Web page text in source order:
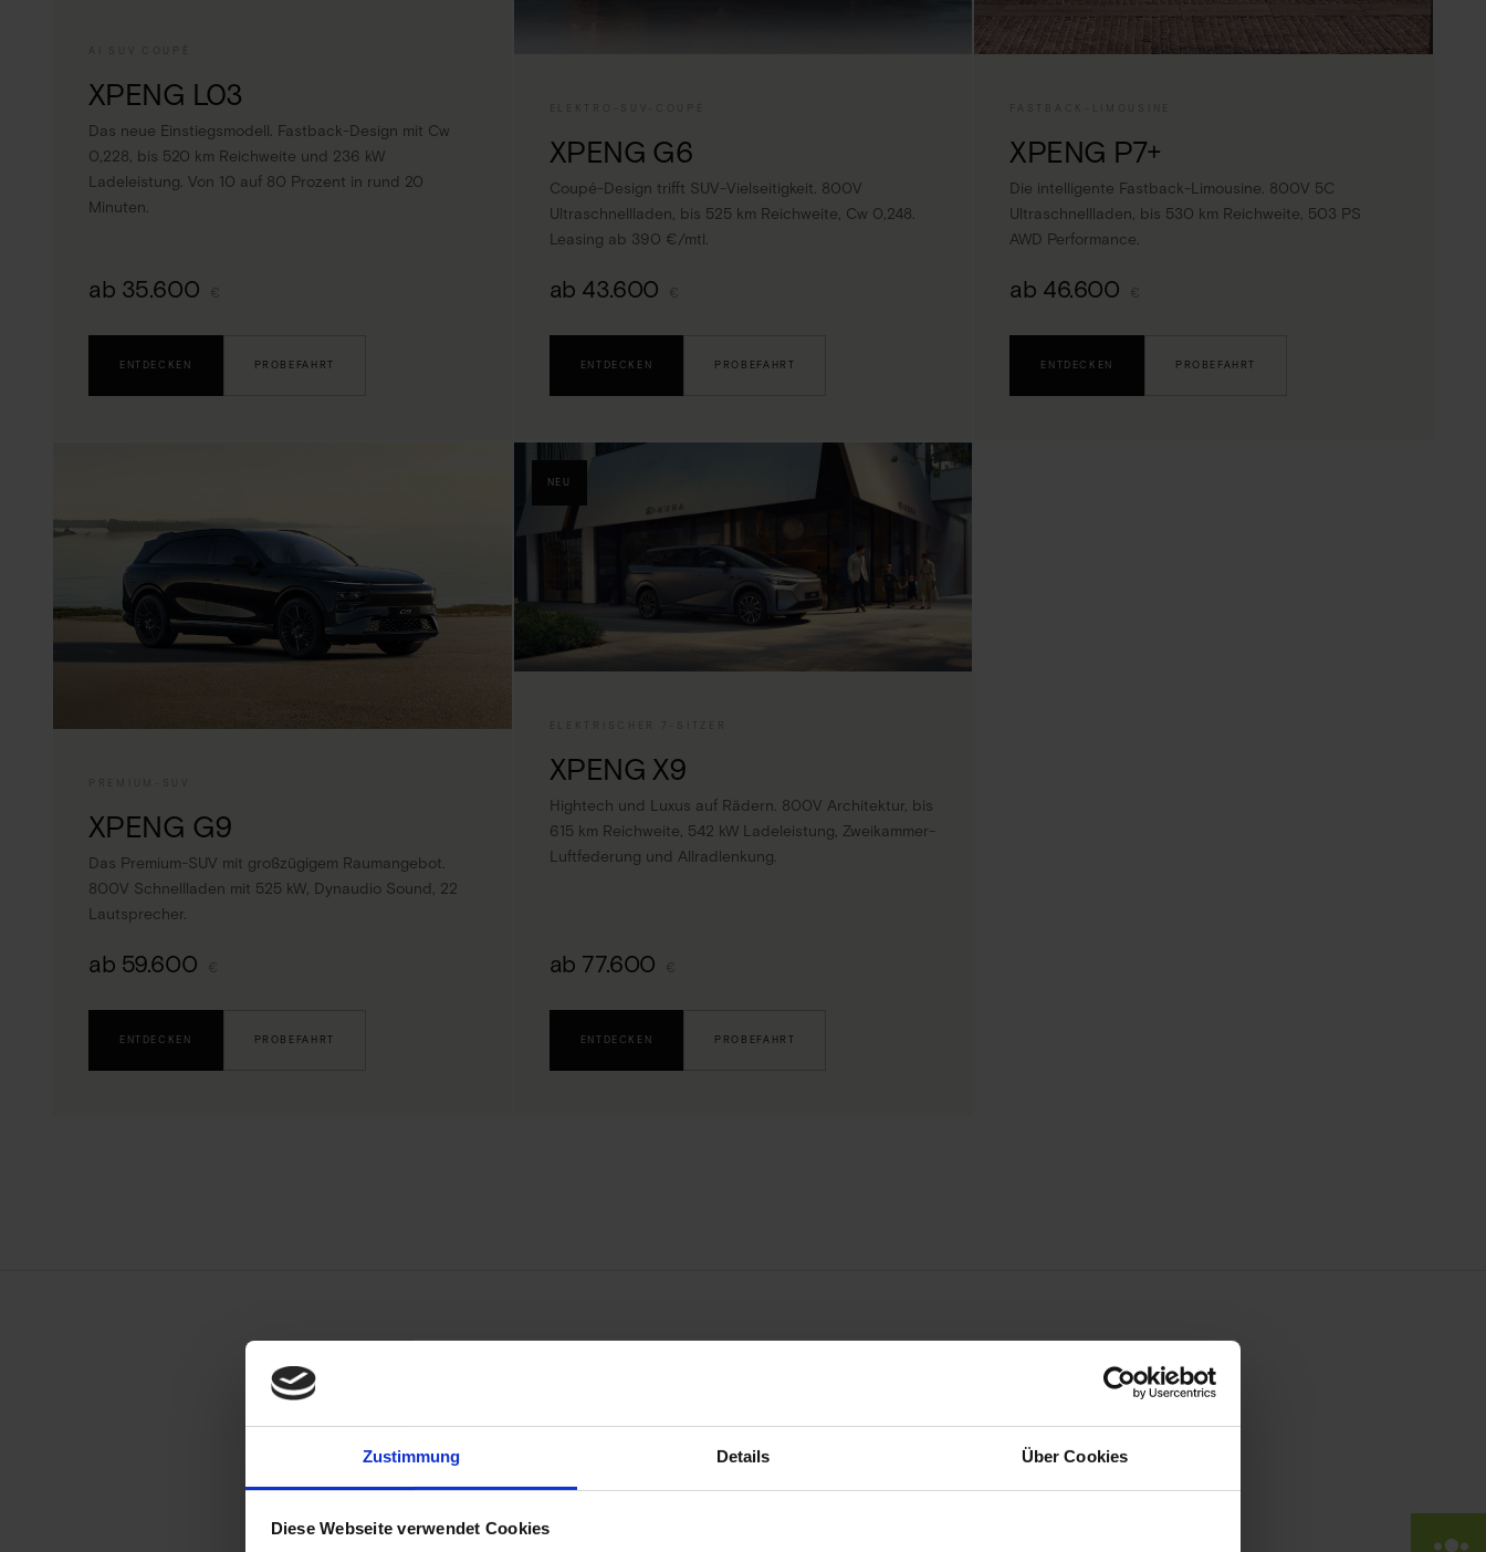
Zustimmung Details Über Cookies
Diese Webseite verwendet Cookies
AI SUV COUPÉ
XPENG L03
Das neue Einstiegsmodell. Fastback-Design mit Cw
0,228, bis 520 km Reichweite und 236 kW
Ladeleistung. Von 10 auf 80 Prozent in rund 20
Minuten.
ab 35.600
ENTDECKEN PROBEFAHRT
XPENG G6
Coupé-Design trifft SUV-Vielseitigkeit. 800V
Ultraschnellladen, bis 525 km Reichweite, Cw 0,248.
Leasing ab 390 €/mtl.
ab 43.600
ENTDECKEN PROBEFAHRT
FASTBACK-LIMOUSINE
XPENG P7+
Die intelligente Fastback-Limousine. 800V 5C
Ultraschnellladen, bis 530 km Reichweite, 503 PS
AWD Performance.
ab 46.600
ENTDECKEN PROBEFAHRT
XPENG G9
Das Premium-SUV mit großzügigem Raumangebot.
800V Schnellladen mit 525 kW, Dynaudio Sound, 22
Lautsprecher.
ab 59.600
ENTDECKEN PROBEFAHRT
NEU
XPENG X9
Hightech und Luxus auf Rädern. 800V Architektur, bis
615 km Reichweite, 542 kW Ladeleistung, Zweikammer-
Luftfederung und Allradlenkung.
ab 77.600
ENTDECKEN PROBEFAHRT
XPENG Fahrzeuge.
Finden Sie Ihren XPENG L03, G6, P7+, G9 oder X9 in unserem aktuellen Bestand. Sofort lieferbar.